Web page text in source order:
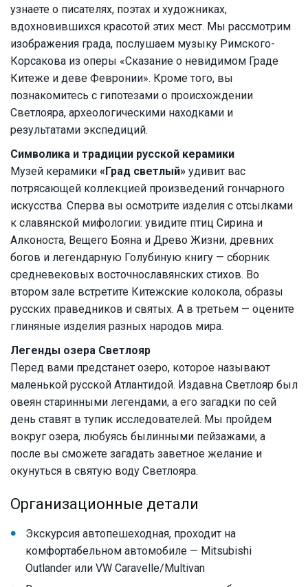
узнаете о писателях, поэтах и художниках,
вдохновившихся красотой этих мест. Мы рассмотрим
изображения града, послушаем музыку Римского-
Корсакова из оперы «Сказание о невидимом Граде
Китеже и деве Февронии». Кроме того, вы
познакомитесь с гипотезами о происхождении
Светлояра, археологическими находками и
результатами экспедиций.
Символика и традиции русской керамики
Музей керамики «Град светлый» удивит вас
потрясающей коллекцией произведений гончарного
искусства. Сперва вы осмотрите изделия с отсылками
к славянской мифологии: увидите птиц Сирина и
Алконоста, Вещего Бояна и Древо Жизни, древних
богов и легендарную Голубиную книгу — сборник
средневековых восточнославянских стихов. Во
втором зале встретите Китежские колокола, образы
русских праведников и святых. А в третьем — оцените
глиняные изделия разных народов мира.
Легенды озера Светлояр
Перед вами предстанет озеро, которое называют
маленькой русской Атлантидой. Издавна Светлояр был
овеян старинными легендами, а его загадки по сей
день ставят в тупик исследователей. Мы пройдем
вокруг озера, любуясь былинными пейзажами, а
после вы сможете загадать заветное желание и
окунуться в святую воду Светлояра.
Организационные детали
Экскурсия автопешеходная, проходит на
комфортабельном автомобиле — Mitsubishi
Outlander или VW Caravelle/Multivan